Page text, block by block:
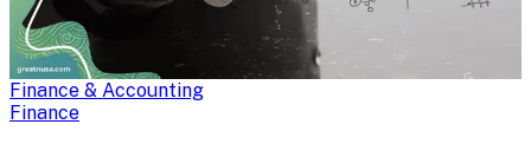
Finance & Accounting
Finance